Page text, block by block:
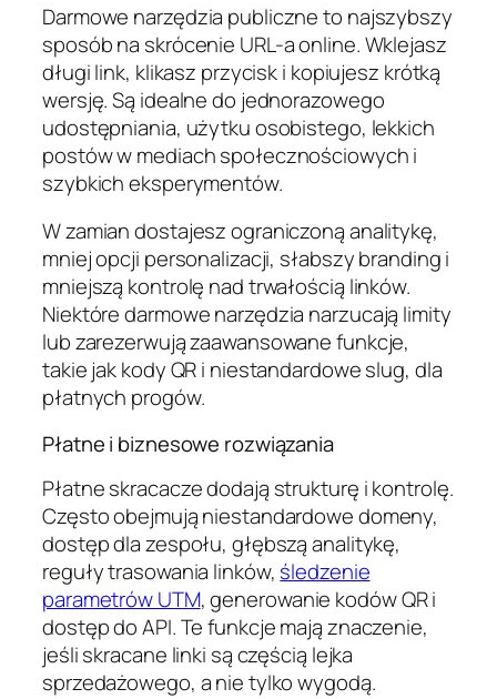
Darmowe narzędzia publiczne to najszybszy
sposób na skrócenie URL-a online. Wklejasz
długi link, klikasz przycisk i kopiujesz krótką
wersję. Są idealne do jednorazowego
udostępniania, użytku osobistego, lekkich
postów w mediach społecznościowych i
szybkich eksperymentów.
W zamian dostajesz ograniczoną analitykę,
mniej opcji personalizacji, słabszy branding i
mniejszą kontrolę nad trwałością linków.
Niektóre darmowe narzędzia narzucają limity
lub zarezerwują zaawansowane funkcje,
takie jak kody QR i niestandardowe slug, dla
płatnych progów.
Płatne i biznesowe rozwiązania
Płatne skracacze dodają strukturę i kontrolę.
Często obejmują niestandardowe domeny,
dostęp dla zespołu, głębszą analitykę,
reguły trasowania linków, śledzenie
parametrów UTM, generowanie kodów QR i
dostęp do API. Te funkcje mają znaczenie,
jeśli skracane linki są częścią lejka
sprzedażowego, a nie tylko wygodą.